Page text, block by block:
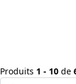
Produits 1 - 10de